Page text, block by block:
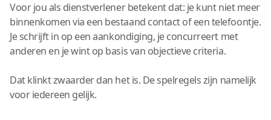
Voor jou als dienstverlener betekent dat: je kunt niet meer
binnenkomen via een bestaand contact of een telefoontje.
Je schrijft in op een aankondiging, je concurreert met
anderen en je wint op basis van objectieve criteria.
Dat klinkt zwaarder dan het is. De spelregels zijn namelijk
voor iedereen gelijk.